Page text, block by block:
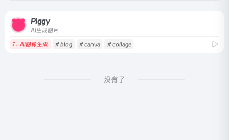
Piggy
AI生成图片
AI图像生成 # blog # canva # collage
没有了